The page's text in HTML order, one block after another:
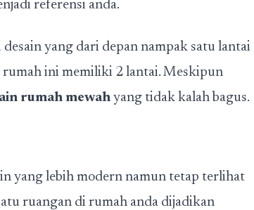
referensi anda.
yang dari depan nampak satu lantai
rumah ini memiliki 2 lantai. Meskipun
rumah mewah yang tidak kalah bagus.
yang lebih modern namun tetap terlihat
ruangan di rumah anda dijadikan